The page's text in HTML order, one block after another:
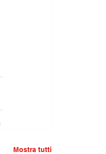
Mostra tutti